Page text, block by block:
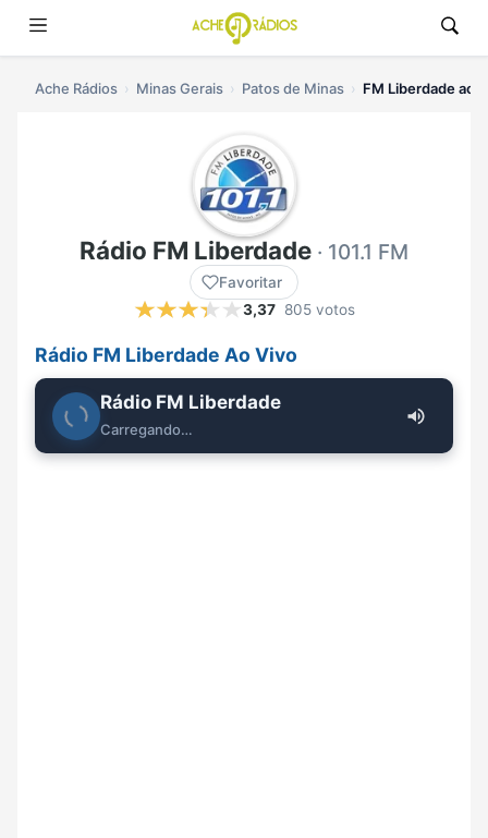
Ache Rádios Minas Gerais Patos de Minas FM Liberdade ao
Rádio FM Liberdade · 101.1 FM
Favoritar
3,37 805 votos
Rádio FM Liberdade Ao Vivo
Rádio FM Liberdade
Carregando…